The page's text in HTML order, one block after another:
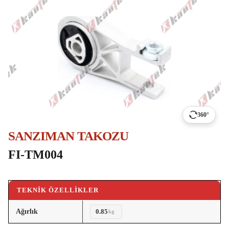
360°
SANZIMAN TAKOZU
FI-TM004
TEKNIK ÖZELLIKLER
Ağırlık 0.85kg